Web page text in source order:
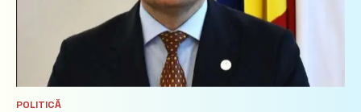
POLITICĂ